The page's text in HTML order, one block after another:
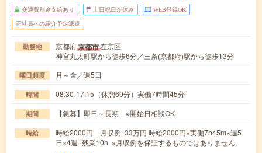
交通費別途支給あり 土日祝日が休み WEB登録OK
正社員への紹介予定派遣
勤務地 京都府京都市左京区
神宮丸太町駅から徒歩6分／三条(京都府)駅から徒歩13分
曜日頻度 月～金／週5日
時間 08:30-17:15（休憩60分）実働7時間45分
期間 【急募】即日～長期 ※開始日相談OK
時給
時給2000円 月収例 33万円 時給2000円×実働7h45m×週5
日×4週+残業10h ※月収例を保証するものではありません。